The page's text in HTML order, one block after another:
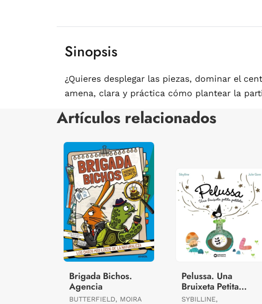
Sinopsis
¿Quieres desplegar las piezas, dominar el
amena, clara y práctica cómo plantear la
Artículos relacionados
Brigada Bichos.
Agencia
BUTTERFIELD, MOIRA
Pelussa. Una
Bruixeta Petita
Petiteta
SYBILLINE,